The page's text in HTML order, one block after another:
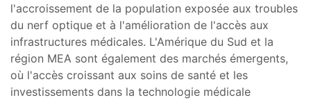
l'accroissement de la population exposée aux troubles
du nerf optique et à l'amélioration de l'accès aux
infrastructures médicales. L'Amérique du Sud et la
région MEA sont également des marchés émergents,
où l'accès croissant aux soins de santé et les
investissements dans la technologie médicale